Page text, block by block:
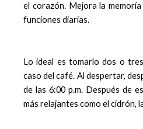
el corazón. Mejora la
funciones diarias.
Lo ideal es tomarlo dos o
caso del café. Al despertar,
de las 6:00 p.m. Después de
más relajantes como el cidrón,